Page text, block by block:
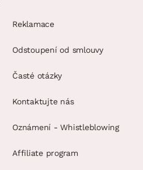
Reklamace
Odstoupení od smlouvy
Časté otázky
Kontaktujte nás
Oznámení - Whistleblowing
Affiliate program